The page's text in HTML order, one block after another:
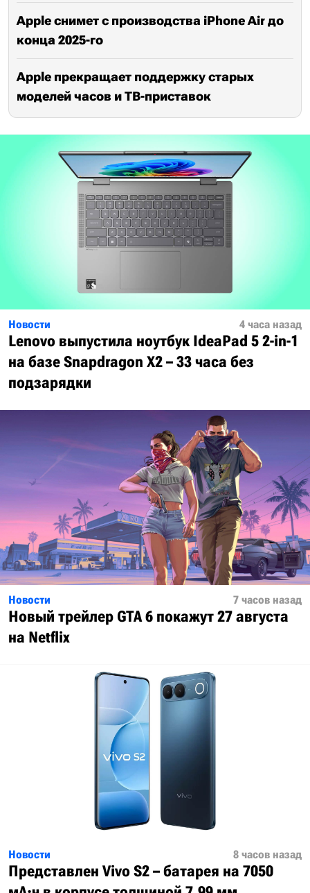
Apple снимет с производства iPhone Air до
конца 2025-го
Apple прекращает поддержку старых
моделей часов и ТВ-приставок
Новости 4 часа назад
Lenovo выпустила ноутбук IdeaPad 5 2-in-1
на базе Snapdragon X2 – 33 часа без
подзарядки
Новости 7 часов назад
Новый трейлер GTA 6 покажут 27 августа
на Netflix
Новости 8 часов назад
Представлен Vivo S2 – батарея на 7050